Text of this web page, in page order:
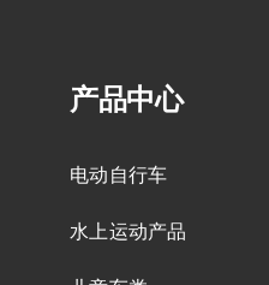
产品中心
电动自行车
水上运动产品